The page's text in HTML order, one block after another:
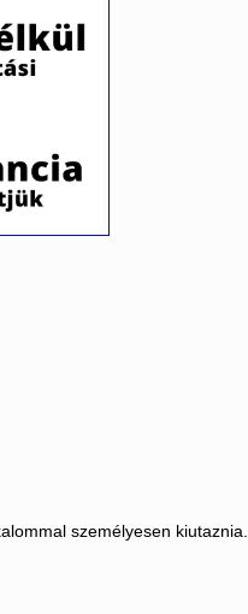
személyesen kiutaznia.